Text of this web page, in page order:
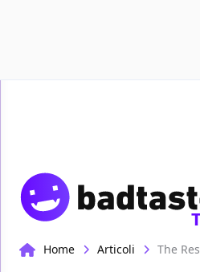
Home Articoli